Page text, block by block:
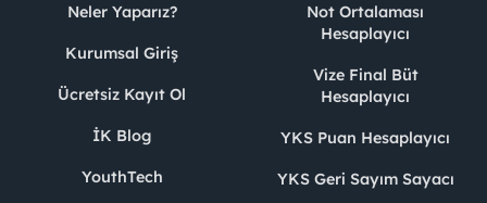
Neler Yaparız?
Kurumsal Giriş
Ücretsiz Kayıt Ol
İK Blog
YouthTech
Not Ortalaması
Hesaplayıcı
Vize Final Büt
Hesaplayıcı
YKS Puan Hesaplayıcı
YKS Geri Sayım Sayacı